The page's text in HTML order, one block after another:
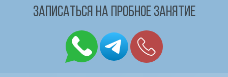
Записаться на пробное занятие